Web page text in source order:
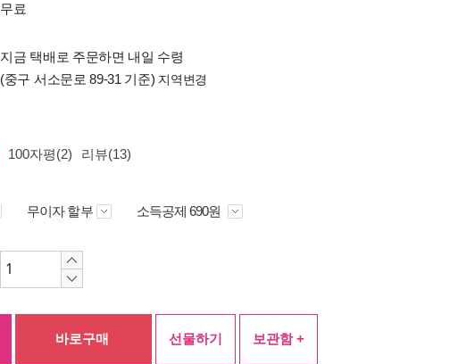
무료
지금 택배로 주문하면 내일 수령
(중구 서소문로 89-31 기준) 지역변경
100자평(2) 리뷰(13)
무이자 할부 소득공제 690원
바로구매 선물하기 보관함 +